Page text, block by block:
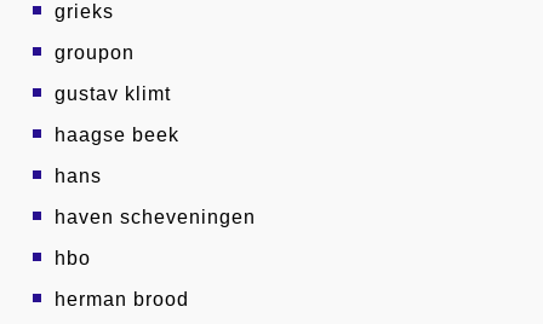
grieks
groupon
gustav klimt
haagse beek
hans
haven scheveningen
hbo
herman brood